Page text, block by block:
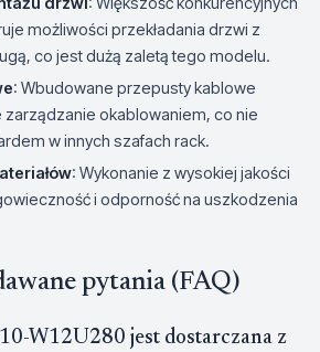
możliwości przekładania drzwi z
co jest dużą zaletą tego modelu.
: Wbudowane przepusty kablowe
okablowaniem, co nie
w innych szafach rack.
: Wykonanie z wysokiej jakości
i odporność na uszkodzenia
pytania (FAQ)
W12U280 jest dostarczana z